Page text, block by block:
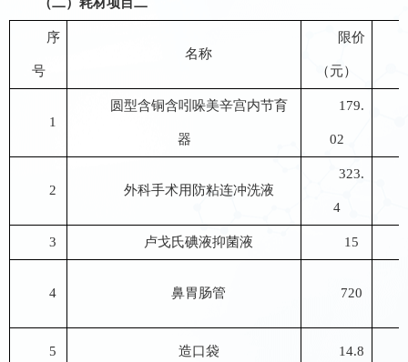
序
号
名称
限价
（元）
1
圆型含铜含吲哚美辛宫内节育
器
179.
02
2 外科手术用防粘连冲洗液
323.
4
3 卢戈氏碘液抑菌液 15
4 鼻胃肠管 720
5 造口袋 14.8